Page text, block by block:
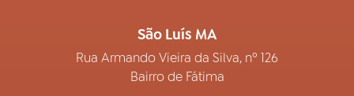
São Luís MA
Rua Armando Vieira da Silva, nº 126
Bairro de Fátima